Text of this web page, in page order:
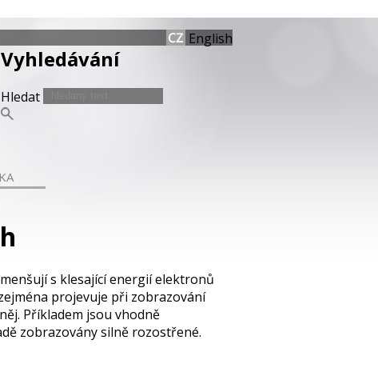
Vyhledávání
Hledat
English
s klesající energií elektronů
projevuje při zobrazování
Příkladem jsou vhodně
zobrazovány silně rozostřené.